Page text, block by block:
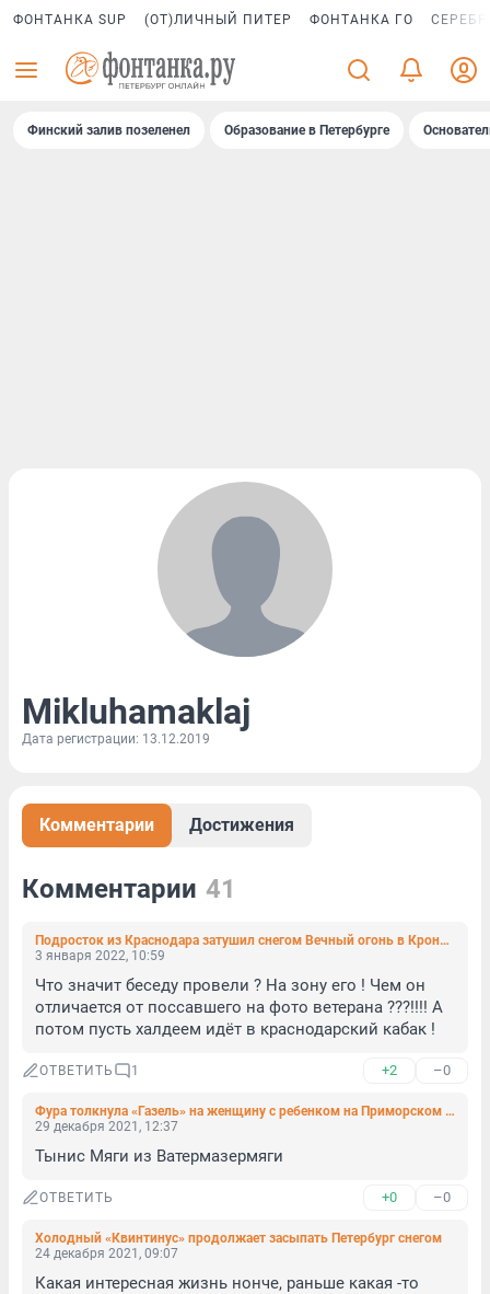
ФОНТАНКА SUP (ОТ)ЛИЧНЫЙ ПИТЕР ФОНТАНКА ГО
Финский залив позеленел Образование в Петербурге
Mikluhamaklaj
Дата регистрации: 13.12.2019
Комментарии Достижения
Комментарии 41
Подросток из Краснодара затушил снегом Вечный огонь в Кронштадте
3 января 2022, 10:59
Что значит беседу провели ? На зону его ! Чем он
отличается от поссавшего на фото ветерана ???!!!! А
потом пусть халдеем идёт в краснодарский кабак !
ОТВЕТИТЬ 1 +2 –0
Фура толкнула «Газель» на женщину с ребенком на Приморском шоссе. В Вартемягах Land Cruiser сбил пешехода
29 декабря 2021, 12:37
Тынис Мяги из Ватермазермяги
ОТВЕТИТЬ +0 –0
Холодный «Квинтинус» продолжает засыпать Петербург снегом
24 декабря 2021, 09:07
Какая интересная жизнь нонче, раньше какая -то